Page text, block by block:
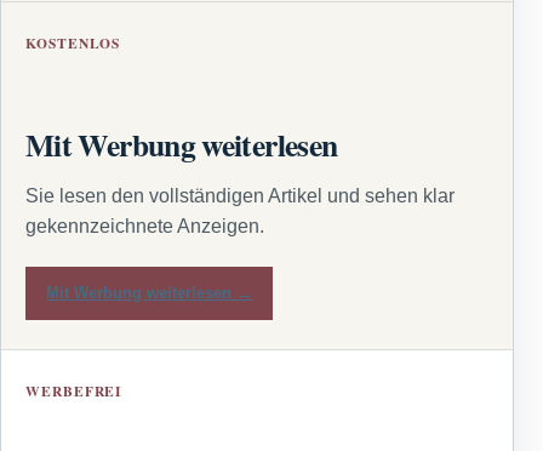
KOSTENLOS
Mit Werbung weiterlesen
Sie lesen den vollständigen Artikel und sehen klar
gekennzeichnete Anzeigen.
Mit Werbung weiterlesen →
WERBEFREI